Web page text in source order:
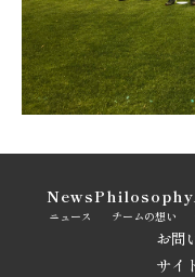
ニュース
News
チームの想い
Philosophy
お問
サイ